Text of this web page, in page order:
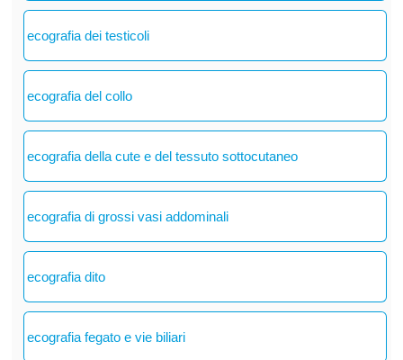
ecografia dei testicoli
ecografia del collo
ecografia della cute e del tessuto sottocutaneo
ecografia di grossi vasi addominali
ecografia dito
ecografia fegato e vie biliari